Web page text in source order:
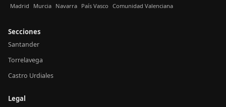
Madrid Murcia Navarra País Vasco Comunidad Valenciana
Secciones
Santander
Torrelavega
Castro Urdiales
Legal